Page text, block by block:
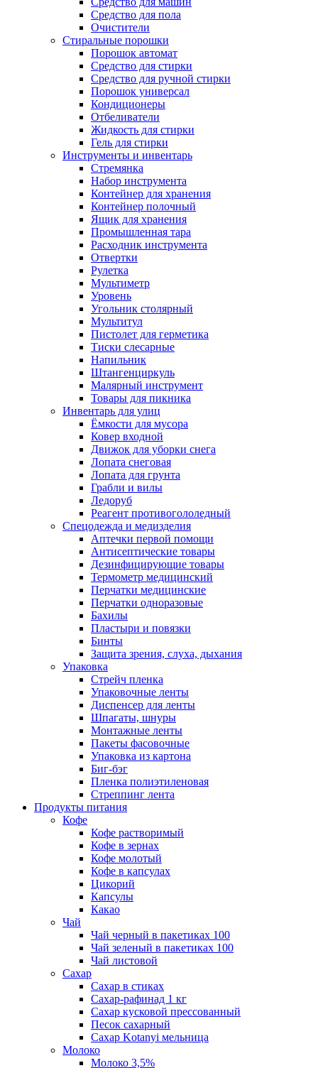
Средство для пола
Очистители
Стиральные порошки
Порошок автомат
Средство для стирки
Средство для ручной стирки
Порошок универсал
Кондиционеры
Отбеливатели
Жидкость для стирки
Гель для стирки
Инструменты и инвентарь
Стремянка
Набор инструмента
Контейнер для хранения
Контейнер полочный
Ящик для хранения
Промышленная тара
Расходник инструмента
Отвертки
Рулетка
Мультиметр
Уровень
Угольник столярный
Мультитул
Пистолет для герметика
Тиски слесарные
Напильник
Штангенциркуль
Малярный инструмент
Товары для пикника
Инвентарь для улиц
Ёмкости для мусора
Ковер входной
Движок для уборки снега
Лопата снеговая
Лопата для грунта
Грабли и вилы
Ледоруб
Реагент противогололедный
Спецодежда и медизделия
Аптечки первой помощи
Антисептические товары
Дезинфицирующие товары
Термометр медицинский
Перчатки медицинские
Перчатки одноразовые
Бахилы
Пластыри и повязки
Бинты
Защита зрения, слуха, дыхания
Упаковка
Стрейч пленка
Упаковочные ленты
Диспенсер для ленты
Шпагаты, шнуры
Монтажные ленты
Пакеты фасовочные
Упаковка из картона
Биг-бэг
Пленка полиэтиленовая
Стреппинг лента
Продукты питания
Кофе
Кофе растворимый
Кофе в зернах
Кофе молотый
Кофе в капсулах
Цикорий
Капсулы
Какао
Чай
Чай черный в пакетиках 100
Чай зеленый в пакетиках 100
Чай листовой
Сахар
Сахар в стиках
Сахар-рафинад 1 кг
Сахар кусковой прессованный
Песок сахарный
Сахар Kotanyi мельница
Молоко
Молоко 3,5%